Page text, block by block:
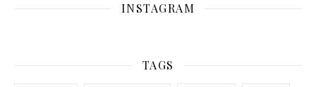
INSTAGRAM
TAGS